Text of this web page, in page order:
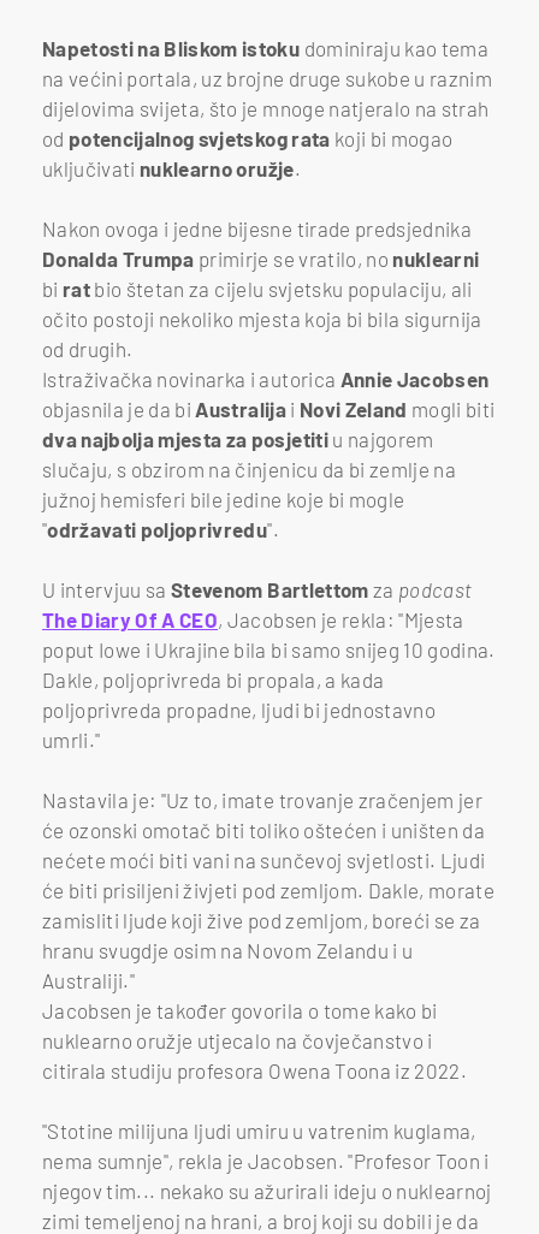
Napetosti na Bliskom istoku dominiraju kao tema
na većini portala, uz brojne druge sukobe u raznim
dijelovima svijeta, što je mnoge natjeralo na strah
od potencijalnog svjetskog rata koji bi mogao
uključivati nuklearno oružje.
Nakon ovoga i jedne bijesne tirade predsjednika
Donalda Trumpa primirje se vratilo, no nuklearni
bi rat bio štetan za cijelu svjetsku populaciju, ali
očito postoji nekoliko mjesta koja bi bila sigurnija
od drugih.
Istraživačka novinarka i autorica Annie Jacobsen
objasnila je da bi Australija i Novi Zeland mogli biti
dva najbolja mjesta za posjetitiu najgorem
slučaju, s obzirom na činjenicu da bi zemlje na
južnoj hemisferi bile jedine koje bi mogle
"održavati poljoprivredu".
U intervjuu saStevenom Bartlettom za podcast
The Diary Of A CEO, Jacobsen je rekla: "Mjesta
poput Iowe i Ukrajine bila bi samo snijeg 10 godina.
Dakle, poljoprivreda bi propala, a kada
poljoprivreda propadne, ljudi bi jednostavno
umrli."
Nastavila je: "Uz to, imate trovanje zračenjem jer
će ozonski omotač biti toliko oštećen i uništen da
nećete moći biti vani na sunčevoj svjetlosti. Ljudi
će biti prisiljeni živjeti pod zemljom. Dakle, morate
zamisliti ljude koji žive pod zemljom, boreći se za
hranu svugdje osim na Novom Zelandu i u
Australiji."
Jacobsen je također govorila o tome kako bi
nuklearno oružje utjecalo na čovječanstvo i
citirala studiju profesora Owena Toona iz 2022.
"Stotine milijuna ljudi umiru u vatrenim kuglama,
nema sumnje", rekla je Jacobsen. "Profesor Toon i
njegov tim... nekako su ažurirali ideju o nuklearnoj
zimi temeljenoj na hrani, a broj koji su dobili je da